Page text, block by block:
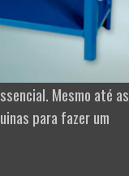
Mesmo até as
para fazer um